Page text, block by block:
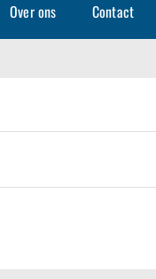
Over ons Contact